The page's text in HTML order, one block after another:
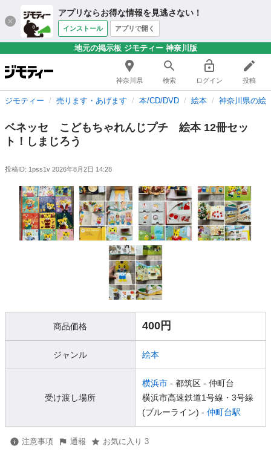
アプリならお得な情報を見逃さない！
インストール アプリで開く
地元の掲示板 ジモティー 神奈川版
神奈川県 検索 ログイン 投稿
ジモティー 売ります・あげます 本/CD/DVD 絵本 神奈川県の絵
ベネッセ こどもちゃれんじプチ 絵本 12冊セッ
ト！しまじろう
投稿ID: 1pss1v 2026年8月2日 14:28
商品価格 400円
ジャンル 絵本
受け渡し場所
横浜市 - 都筑区 - 仲町台
横浜市高速鉄道1号線・3号線
(ブルーライン) - 仲町台駅
注意事項 通報 お気に入り 3